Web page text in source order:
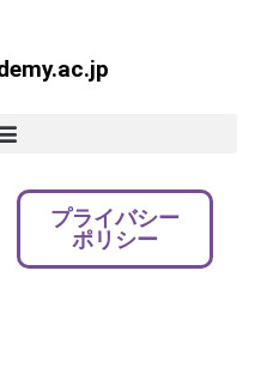
プライバシー
ポリシー